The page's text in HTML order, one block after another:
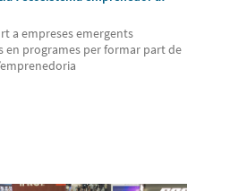
a empreses emergents
en programes per formar part de